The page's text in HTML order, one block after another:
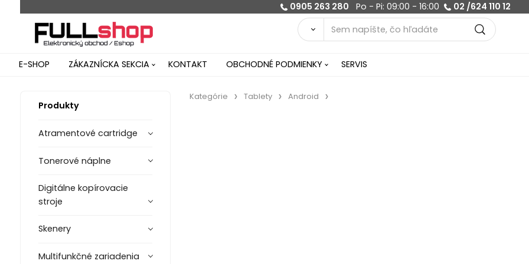
0905 263 280 Po - Pi: 09:00 - 16:00 02 /624 110 12
E-SHOP ZÁKAZNÍCKA SEKCIA KONTAKT OBCHODNÉ PODMIENKY SERVIS
Produkty
Atramentové cartridge
Tonerové náplne
Digitálne kopírovacie
stroje
Skenery
Multifunkčné zariadenia
Kategórie Tablety Android